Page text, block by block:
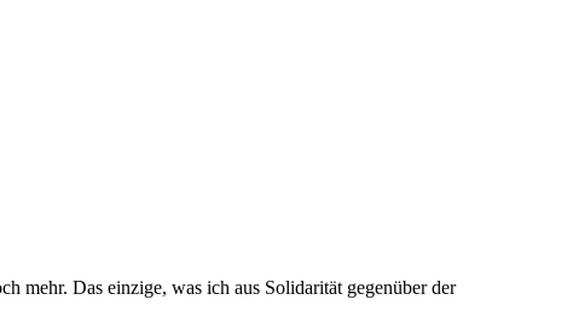
mehr. Das einzige, was ich aus Solidarität gegenüber der